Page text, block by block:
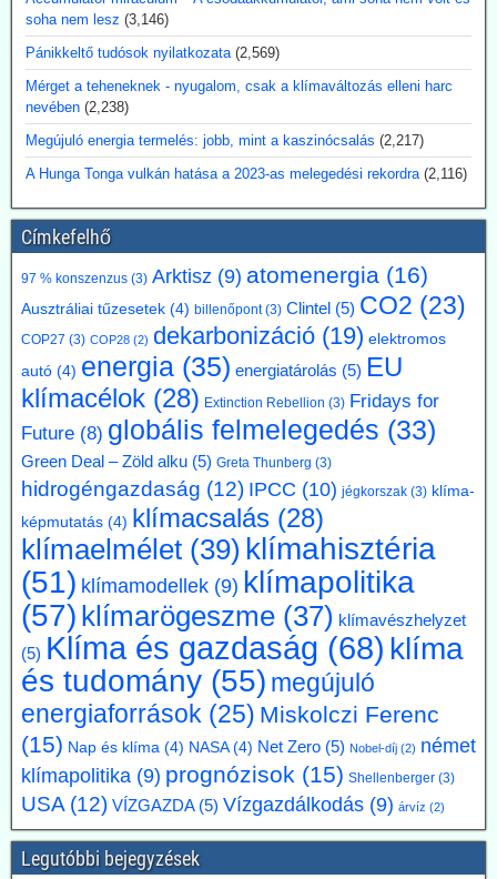
egy figyelemfölkeltő reklámfogás - egy reaktor igényesebb annál,
hogy a 3D-nyomtatóra bízzuk megépítését.
2026.07.17. Blackout News: Argentína
magánbefektetői finanszírozással kíván
atomerőművet létesíteni
Argentína az Atucha-i atomerőmű-telepen egy új, körülbelül 300
megawatt teljesítményű atomreaktort kíván építeni. A projektet
összege várhatóan eléri az 1,2 milliárd amerikai dollárt. Luis Caputo
gazdasági miniszter július elején mutatta be a terveket a projekt
fejlesztőjével, a Meitner Energy vállalattal közösen. A vállalat az
ACR-300 nevű argentin reaktortervet kívánja elsőként kereskedelmi
célokra megvalósítani.
Kommentárunk: Ezek szerint Argentínáról nemcsak pénzügy
válságok említése során hallhatunk, hanem nukleáris technológiánál
is. A 300 MW Paks II teljesítményének kb. egyhetede.
2026.07.17. Blackout News: A német RWE
vezérigazgatója a német - az uniós vállalásoknál
5 évvel előbbre hozott - klímacélok eltörlését kéri
Markus Krebber, az RWE vezérigazgatója azt követeli, hogy
hosszabbítsák meg a német klímacélok elérése határidejét, és a
klímasemlegességet 2045-ről 2050-re halasszák el. Úgy véli, hogy a
korábbi, az EU 2050-es célévétől eltérő német „különút” gazdasági
szempontból káros és klímapolitikai szempontból hatástalan.
Vassiliadis, szakszervezeti vezetője támogatja a kezdeményezést,
mivel a magas energiaköltségek, a gyenge konjunktúra és a rövid
beruházási határidők elsősorban az energiaintenzív vállalkozásokat
terhelik. A törvényes cél azonban továbbra is érvényben marad,
amíg a Bundestag nem módosítja az éghajlatvédelmi törvényt.
Kommentárunk: Az öt év halasztás kb. annyit jelent, mint
fuldoklónak a szalmaszál. És evvel a két idézett vezető is tisztában
van.
2026.07.17. Műszaki Magazin: A BME kutatói
segítenek kideríteni, hogyan lehetne Budapestre
vinni a paksi hőt
Az atomerőmű hulladékhőjének a fővárosi távfűtésben történő
soha nem lesz (3,146)
Pánikkeltő tudósok nyilatkozata (2,569)
Mérget a teheneknek - nyugalom, csak a klímaváltozás elleni harc
nevében (2,238)
Megújuló energia termelés: jobb, mint a kaszinócsalás (2,217)
A Hunga Tonga vulkán hatása a 2023-as melegedési rekordra (2,116)
Címkefelhő
97 % konszenzus (3) Arktisz (9) atomenergia (16)
Ausztráliai tűzesetek (4) billenőpont(3) Clintel (5) CO2 (23)
COP27 (3) COP28 (2) dekarbonizáció (19) elektromos
autó (4) energia (35) energiatárolás (5) EU
klímacélok (28) Extinction Rebellion (3) Fridays for
Future (8) globális felmelegedés (33)
Green Deal – Zöld alku (5) Greta Thunberg (3)
hidrogéngazdaság (12) IPCC (10) jégkorszak (3) klíma-
képmutatás (4) klímacsalás (28)
klímaelmélet (39) klímahisztéria
(51) klímamodellek (9) klímapolitika
(57) klímarögeszme (37) klímavészhelyzet
(5) Klíma és gazdaság (68) klíma
és tudomány (55) megújuló
energiaforrások (25) Miskolczi Ferenc
(15) Nap és klíma (4) NASA(4) Net Zero (5) Nobel-díj (2) német
klímapolitika (9) prognózisok (15) Shellenberger (3)
USA(12) VÍZGAZDA(5) Vízgazdálkodás (9) árvíz (2)
Legutóbbi bejegyzések